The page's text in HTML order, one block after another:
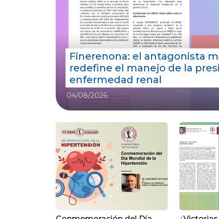
Finerenona: el antagonista
redefine el manejo de la
enfermedad renal
04/08/2026